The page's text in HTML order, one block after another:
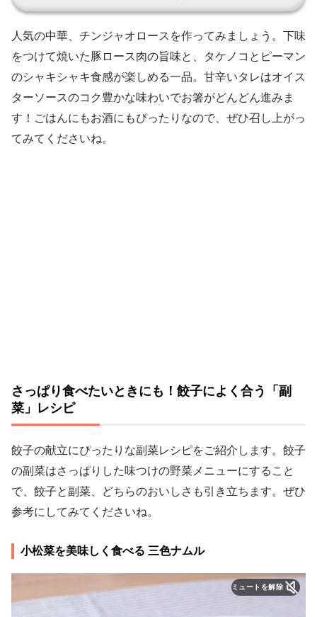
人気の中華、チンジャオロースを作ってみましょう。下味
をつけて焼いた豚ロース肉の旨味と、タケノコとピーマン
のシャキシャキ食感が楽しめる一品。甘辛いタレはオイス
ターソースのコク豊かな味わいでお箸がどんどん進みま
す！ごはんにもお酒にもぴったりなので、ぜひ召し上がっ
てみてくださいね。
さっぱり食べたいときにも！餃子によく合う「副
菜」レシピ
餃子の献立にぴったりな副菜レシピをご紹介します。餃子
の副菜はさっぱりした味つけの野菜メニューにすること
で、餃子と副菜、どちらのおいしさも引き立ちます。ぜひ
参考にしてみてくださいね。
小松菜を美味しく食べる 三色ナムル
ミュートを解除